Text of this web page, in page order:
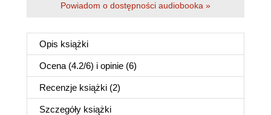
Powiadom o dostępności audiobooka »
Opis książki
Ocena (4.2/6) i opinie (6)
Recenzje książki (2)
Szczegóły książki